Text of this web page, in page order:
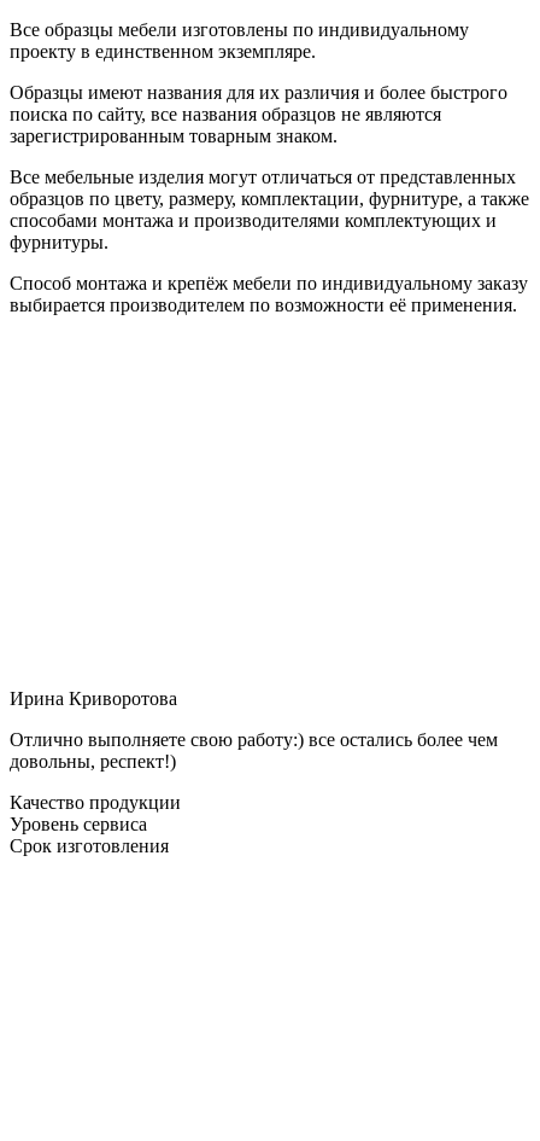
Все образцы мебели изготовлены по индивидуальному
проекту в единственном экземпляре.
Образцы имеют названия для их различия и более быстрого
поиска по сайту, все названия образцов не являются
зарегистрированным товарным знаком.
Все мебельные изделия могут отличаться от представленных
образцов по цвету, размеру, комплектации, фурнитуре, а также
способами монтажа и производителями комплектующих и
фурнитуры.
Способ монтажа и крепёж мебели по индивидуальному заказу
выбирается производителем по возможности её применения.
Ирина Криворотова
Отлично выполняете свою работу:) все остались более чем
довольны, респект!)
Качество продукции
Уровень сервиса
Срок изготовления